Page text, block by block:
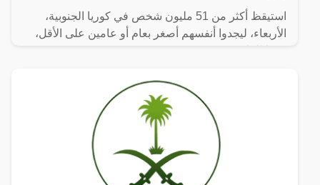
استيقظ أكثر من 51 مليون شخص في كوريا الجنوبية،
الأربعاء، ليجدوا أنفسهم أصغر بعام أو عامين على الأقل،